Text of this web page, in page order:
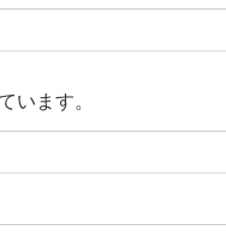
ます。